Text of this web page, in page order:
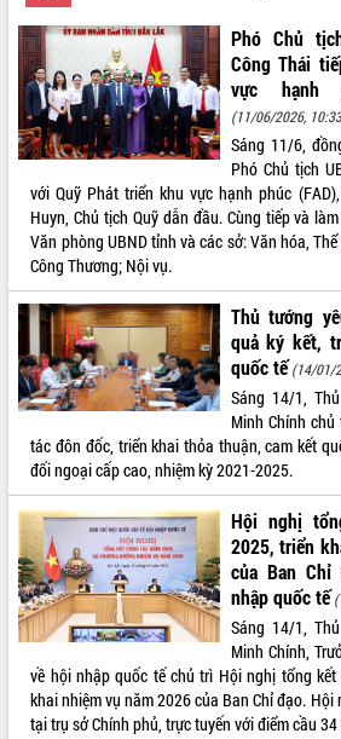
Bí thư Tỉnh ủy Lương Nguyễn Minh
Triết thăm, tặng quà người có công với
cách mạng
Rà soát, hoàn thiện hệ thống thiết chế
văn hóa, thể thao đáp ứng yêu cầu
phát triển mới
Thường trực HĐND tỉnh Đắk Lắk gặp
mặt Đoàn chuyên gia y tế TP. Hồ Chí
Minh
Lễ truy điệu và an táng hài cốt liệt sĩ
tại Nghĩa trang Liệt sĩ xã Sơn Hòa
Bàn giải pháp tháo gỡ khó khăn trong
xuất khẩu sầu riêng và triển khai quy
định EUDR
Thứ trưởng Bộ Nông nghiệp và Môi
trường Nguyễn Hoàng Hiệp khảo sát
vùng trồng và doanh nghiệp đóng gói
sầu riêng tại Đắk Lắk
Trình diễn nghệ thuật chế biến các
món ăn từ sầu riêng
Đắk Lắk công bố Quy hoạch và xúc
tiến đầu tư tỉnh
Ngành cá ngừ Đắk Lắk chủ động thích
ứng để giữ vững thị trường xuất khẩu
Diễn đàn Kinh tế tư nhân Việt Nam đột
phá cơ chế - Hợp tác công tư
Đề án 06 tạo bước ngoặt đột phá trong
cải cách hành chính tỉnh Đắk Lắk
LIÊN KẾT WEB
THỐNG KÊ TRUY CẬP
Hôm nay:
4150
Tất cả: 66049473
Phó Chủ
Công Thái
vực hạnh
(11/06/2026,
Sáng 11/6,
Phó Chủ tịch
với Quỹ Phát triển khu vực hạnh phúc
Huyn, Chủ tịch Quỹ dẫn đầu. Cùng tiếp và
Văn phòng UBND tỉnh và các sở: Văn hóa,
Công Thương; Nội vụ.
Thủ tướng
quả ký kết,
quốc tế (14/01/
Sáng 14/1,
Minh Chính
tác đôn đốc, triển khai thỏa thuận, cam kết
đối ngoại cấp cao, nhiệm kỳ 2021-2025.
Hội nghị
2025, triển
của Ban
nhập quốc tế
Sáng 14/1,
Minh Chính,
về hội nhập quốc tế chủ trì Hội nghị tổng
khai nhiệm vụ năm 2026 của Ban Chỉ đạo.
tại trụ sở Chính phủ, trực tuyến với điểm cầu